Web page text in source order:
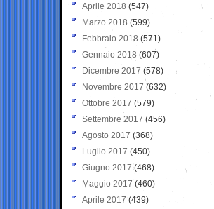
Aprile 2018 (547)
Marzo 2018 (599)
Febbraio 2018 (571)
Gennaio 2018 (607)
Dicembre 2017 (578)
Novembre 2017 (632)
Ottobre 2017 (579)
Settembre 2017 (456)
Agosto 2017 (368)
Luglio 2017 (450)
Giugno 2017 (468)
Maggio 2017 (460)
Aprile 2017 (439)